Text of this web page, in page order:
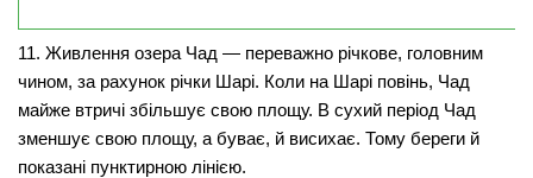
11. Живлення озера Чад — переважно річкове, головним
чином, за рахунок річки Шарі. Коли на Шарі повінь, Чад
майже втри­чі збільшує свою площу. В сухий період Чад
зменшує свою пло­щу, а буває, й висихає. Тому береги й
показані пунктирною лінією.